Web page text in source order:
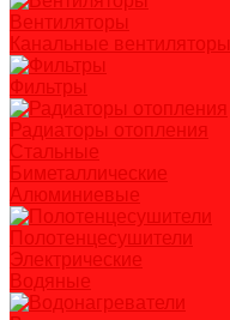
Вентиляторы
Канальные вентиляторы
Фильтры
Радиаторы отопления
Стальные
Биметаллические
Алюминиевые
Полотенцесушители
Электрические
Водяные